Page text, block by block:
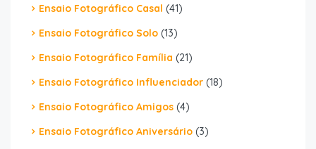
Ensaio Fotográfico Casal (41)
Ensaio Fotográfico Solo (13)
Ensaio Fotográfico Família (21)
Ensaio Fotográfico Influenciador (18)
Ensaio Fotográfico Amigos (4)
Ensaio Fotográfico Aniversário (3)